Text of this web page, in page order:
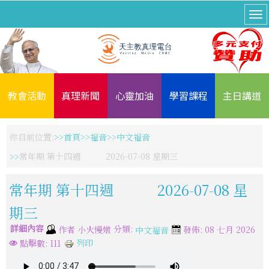
教會活動 真理新聞 心靈加油 學習課程 主日講道
你目前位置: 首頁 福音
中文福音
常年期 第十四週 2026-07-08 星期三
常年期 第十四週 2026-07-08 星
期三
詳細內容 作者 小火慢燉 分類: 中文福音
發佈: 08 七月 2026
點擊數: 111
列印